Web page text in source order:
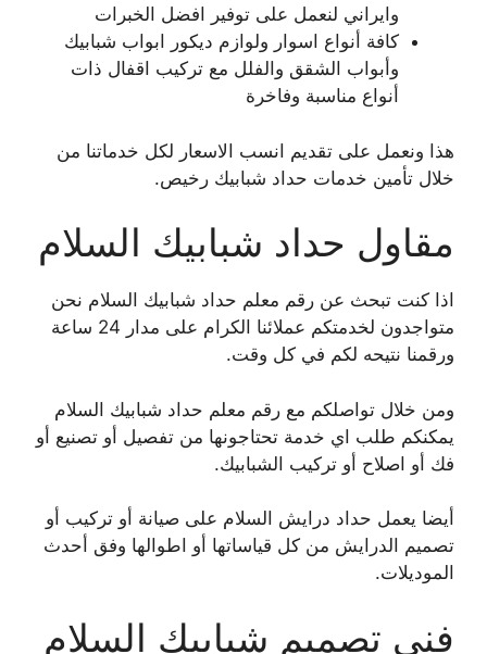
وايراني لنعمل على توفير افضل الخبرات
كافة أنواع اسوار ولوازم ديكور ابواب شبابيك
وأبواب الشقق والفلل مع تركيب اقفال ذات
أنواع مناسبة وفاخرة
هذا ونعمل على تقديم انسب الاسعار لكل خدماتنا من
خلال تأمين خدمات حداد شبابيك رخيص.
مقاول حداد شبابيك السلام
اذا كنت تبحث عن رقم معلم حداد شبابيك السلام نحن
متواجدون لخدمتكم عملائنا الكرام على مدار 24 ساعة
ورقمنا نتيحه لكم في كل وقت.
ومن خلال تواصلكم مع رقم معلم حداد شبابيك السلام
يمكنكم طلب اي خدمة تحتاجونها من تفصيل أو تصنيع أو
فك أو اصلاح أو تركيب الشبابيك.
أيضا يعمل حداد درايش السلام على صيانة أو تركيب أو
تصميم الدرايش من كل قياساتها أو اطوالها وفق أحدث
الموديلات.
فني تصميم شبابيك السلام